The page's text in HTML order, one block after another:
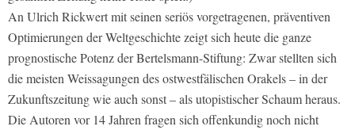
An Ulrich Rickwert mit seinen seriös vorgetragenen, präventiven
Optimierungen der Weltgeschichte zeigt sich heute die ganze
prognostische Potenz der Bertelsmann-Stiftung: Zwar stellten sich
die meisten Weissagungen des ostwestfälischen Orakels – in der
Zukunftszeitung wie auch sonst – als utopistischer Schaum heraus.
Die Autoren vor 14 Jahren fragen sich offenkundig noch nicht